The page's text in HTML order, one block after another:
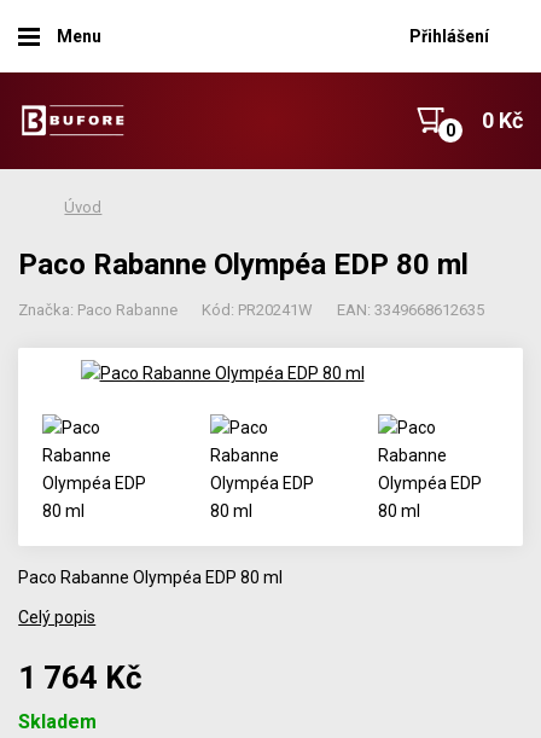
Menu Přihlášení
0 Kč
Úvod
Paco Rabanne Olympéa EDP 80 ml
Značka: Paco Rabanne Kód: PR20241W EAN: 3349668612635
Paco Rabanne Olympéa EDP 80 ml
Celý popis
1 764 Kč
Skladem